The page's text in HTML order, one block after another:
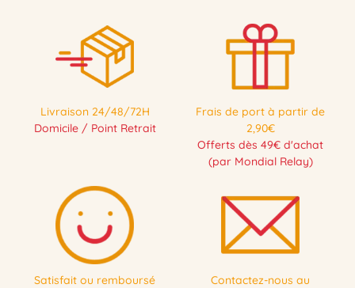
Livraison 24/48/72H
Domicile / Point Retrait
Frais de port à partir de
2,90€
Offerts dès 49€ d'achat
(par Mondial Relay)
Satisfait ou remboursé
Contactez-nous au